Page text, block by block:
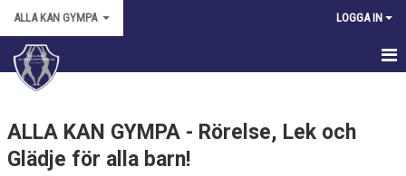
ALLA KAN GYMPA LOGGA IN
HEM
NYHETER
KALENDER
ALLA KAN GYMPA - Rörelse, Lek och
Glädje för alla barn!